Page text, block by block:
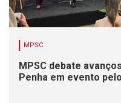
MPSC
MPSC debate
Penha em evento